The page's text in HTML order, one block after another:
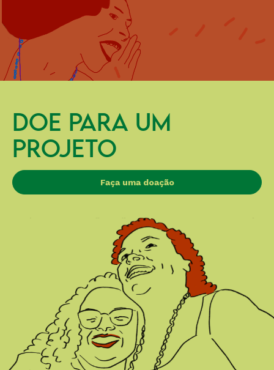
DOE PARA UM
PROJETO
Faça uma doação